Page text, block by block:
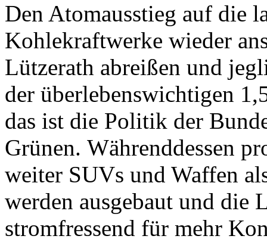
Den Atomausstieg auf die
Kohlekraftwerke wieder
Lützerath abreißen und
der überlebenswichtigen
das ist die Politik der
Grünen. Währenddessen
weiter SUVs und Waffen
werden ausgebaut und die
stromfressend für mehr